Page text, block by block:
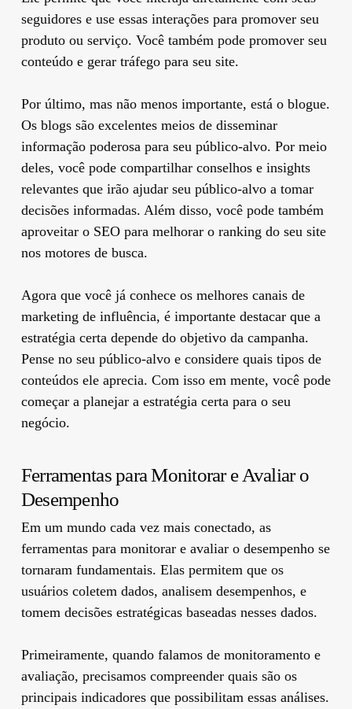
seguidores e use essas interações para promover seu
produto ou serviço. Você também pode promover seu
conteúdo e gerar tráfego para seu site.
Por último, mas não menos importante, está o blogue.
Os blogs são excelentes meios de disseminar
informação poderosa para seu público-alvo. Por meio
deles, você pode compartilhar conselhos e insights
relevantes que irão ajudar seu público-alvo a tomar
decisões informadas. Além disso, você pode também
aproveitar o SEO para melhorar o ranking do seu site
nos motores de busca.
Agora que você já conhece os melhores canais de
marketing de influência, é importante destacar que a
estratégia certa depende do objetivo da campanha.
Pense no seu público-alvo e considere quais tipos de
conteúdos ele aprecia. Com isso em mente, você pode
começar a planejar a estratégia certa para o seu
negócio.
Ferramentas para Monitorar e Avaliar o
Desempenho
Em um mundo cada vez mais conectado, as
ferramentas para monitorar e avaliar o desempenho se
tornaram fundamentais. Elas permitem que os
usuários coletem dados, analisem desempenhos, e
tomem decisões estratégicas baseadas nesses dados.
Primeiramente, quando falamos de monitoramento e
avaliação, precisamos compreender quais são os
principais indicadores que possibilitam essas análises.